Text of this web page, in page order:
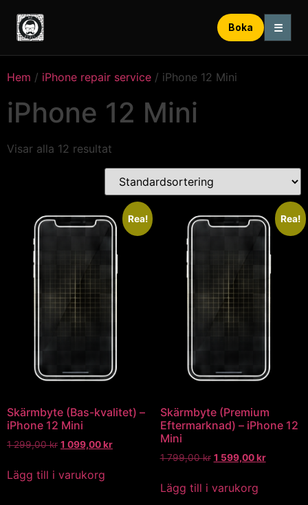
Boka ☰
Hem / iPhone repair service / iPhone 12 Mini
iPhone 12 Mini
Visar alla 12 resultat
Rea!
Skärmbyte (Bas-kvalitet) –
iPhone 12 Mini
1 299,00kr 1 099,00kr
Lägg till i varukorg
Rea!
Skärmbyte (Premium
Eftermarknad) – iPhone 12
Mini
1 799,00kr 1 599,00kr
Lägg till i varukorg